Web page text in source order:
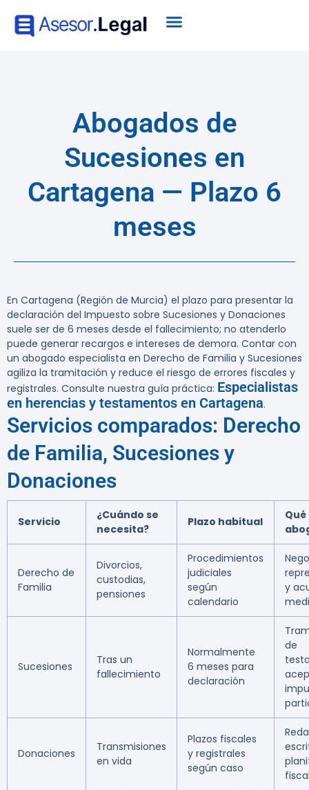
Abogados de
Sucesiones en
Cartagena — Plazo 6
meses
En Cartagena (Región de Murcia) el plazo para presentar la
declaración del Impuesto sobre Sucesiones y Donaciones
suele ser de 6 meses desde el fallecimiento; no atenderlo
puede generar recargos e intereses de demora. Contar con
un abogado especialista en Derecho de Familia y Sucesiones
agiliza la tramitación y reduce el riesgo de errores fiscales y
registrales. Consulte nuestra guía práctica: Especialistas
en herencias y testamentos en Cartagena.
Servicios comparados: Derecho
de Familia, Sucesiones y
Donaciones
Servicio
¿Cuándo se
necesita?
Plazo habitual
Derecho de
Familia
Divorcios,
custodias,
pensiones
Procedimientos
judiciales
según
calendario
y
Sucesiones
Tras un
fallecimiento
Normalmente
6 meses para
declaración
de
Donaciones
Transmisiones
en vida
Plazos fiscales
y registrales
según caso